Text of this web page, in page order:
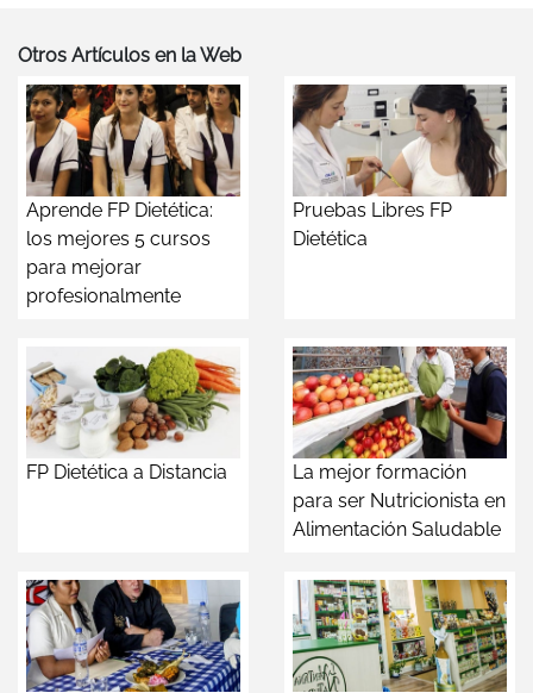
Otros Artículos en la Web
Aprende FP Dietética:
los mejores 5 cursos
para mejorar
profesionalmente
Pruebas Libres FP
Dietética
FP Dietética a Distancia
La mejor formación
para ser Nutricionista en
Alimentación Saludable